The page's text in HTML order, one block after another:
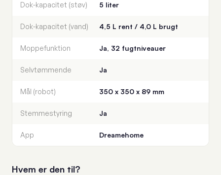
Dok-kapacitet (støv) 5 liter
Dok-kapacitet (vand) 4,5 L rent / 4,0 L brugt
Moppefunktion Ja, 32 fugtniveauer
Selvtømmende Ja
Mål (robot) 350 x 350 x 89 mm
Stemmestyring Ja
App Dreamehome
Hvem er den til?